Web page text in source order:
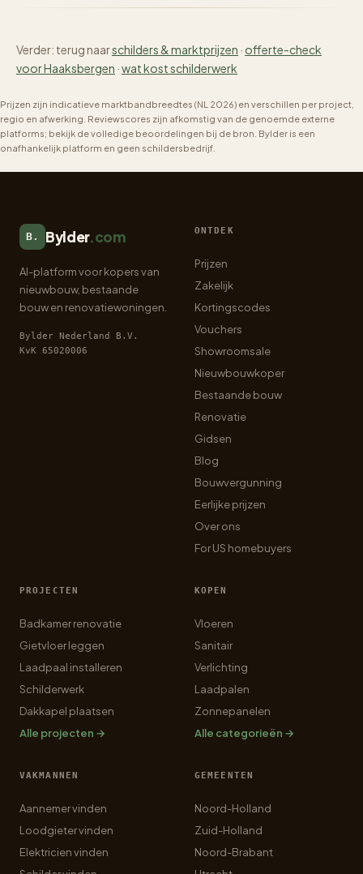
Verder: terug naarschilders & marktprijzen · offerte-check
voor Haaksbergen ·wat kost schilderwerk
Prijzen zijn indicatieve marktbandbreedtes (NL 2026) en verschillen per project,
regio en afwerking. Reviewscores zijn afkomstig van de genoemde externe
platforms; bekijk de volledige beoordelingen bij de bron. Bylder is een
onafhankelijk platform en geen schildersbedrijf.
B. Bylder.com
AI-platform voor kopers van
nieuwbouw, bestaande
bouw en renovatiewoningen.
Bylder Nederland B.V.
KvK 65020006
ONTDEK
Prijzen
Zakelijk
Kortingscodes
Vouchers
Showroomsale
Nieuwbouwkoper
Bestaande bouw
Renovatie
Gidsen
Blog
Bouwvergunning
Eerlijke prijzen
Over ons
For US homebuyers
PROJECTEN
Badkamer renovatie
Gietvloer leggen
Laadpaal installeren
Schilderwerk
Dakkapel plaatsen
Alle projecten →
KOPEN
Vloeren
Sanitair
Verlichting
Laadpalen
Zonnepanelen
Alle categorieën →
VAKMANNEN
Aannemer vinden
Loodgieter vinden
Elektricien vinden
GEMEENTEN
Noord-Holland
Zuid-Holland
Noord-Brabant